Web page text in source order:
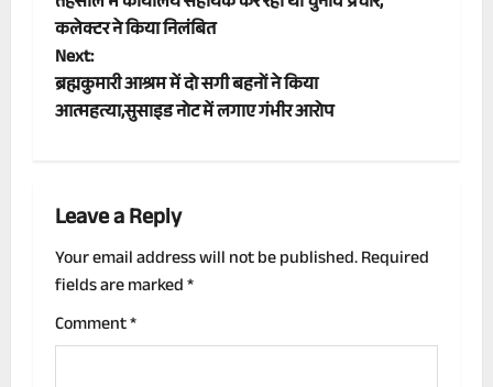
o
s
t
a
v
i
g
कलेक्टर ने किया निलंबित
Next:
ब्रह्मकुमारी आश्रम में दो सगी बहनों ने किया
आत्महत्या,सुसाइड नोट में लगाए गंभीर आरोप
Leave a Reply
Your email address will not be published.Required
fields are marked*
Comment*